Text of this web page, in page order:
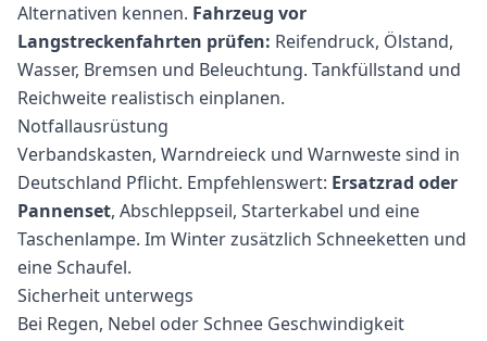
Alternativen kennen. Fahrzeug vor
Langstreckenfahrten prüfen: Reifendruck, Ölstand,
Wasser, Bremsen und Beleuchtung. Tankfüllstand und
Reichweite realistisch einplanen.
Notfallausrüstung
Verbandskasten, Warndreieck und Warnweste sind in
Deutschland Pflicht. Empfehlenswert: Ersatzrad oder
Pannenset, Abschleppseil, Starterkabel und eine
Taschenlampe. Im Winter zusätzlich Schneeketten und
eine Schaufel.
Sicherheit unterwegs
Bei Regen, Nebel oder Schnee Geschwindigkeit